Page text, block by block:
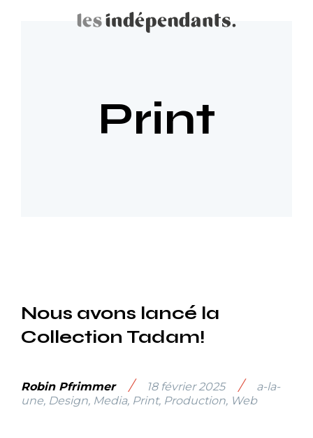
Print
Nous avons lancé la
Collection Tadam!
Robin Pfrimmer / 18 février 2025 /
a-la-
une, Design, Media, Print, Production, Web